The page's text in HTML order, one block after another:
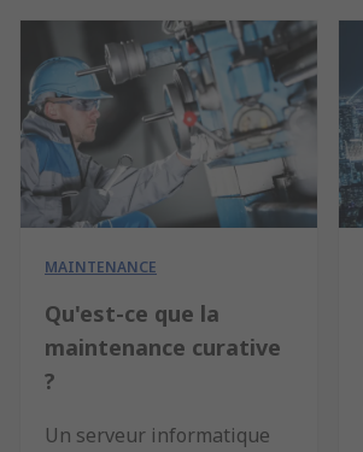
MAINTENANCE
Qu'est-ce que la
maintenance curative
?
Un serveur informatique